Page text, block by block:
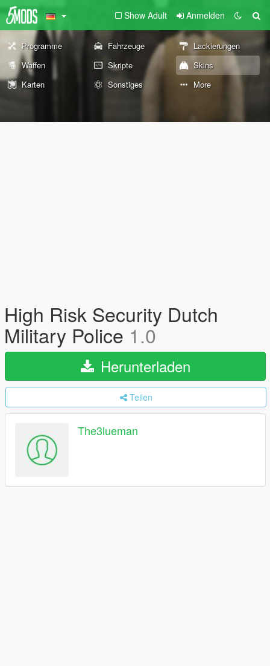
Show Adult Anmelden
Programme Fahrzeuge
Lackierungen
Waffen
Skripte
Skins
Karten
Sonstiges More
High Risk Security Dutch
Military Police 1.0
Herunterladen
Teilen
The3lueman